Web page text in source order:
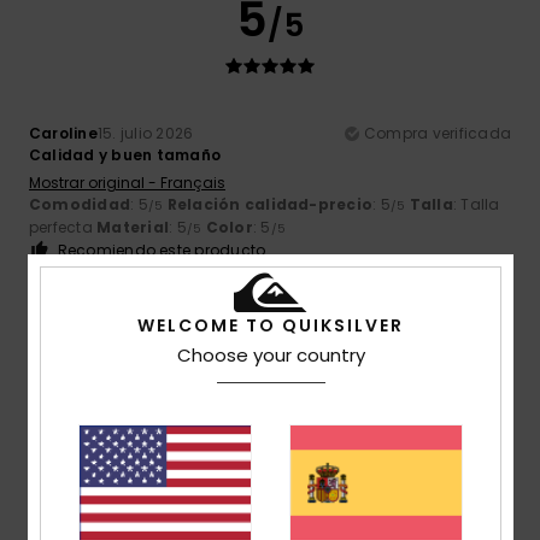
5/5
Caroline15. julio 2026
Compra verificada
Calidad y buen tamaño
Mostrar original - Français
Comodidad: 5/5 Relación calidad-precio: 5/5 Talla: Talla
perfecta Material: 5/5 Color: 5 /5
Recomiendo este producto
5/5
Tiago Miguel15. julio 2026
Me ha gustado mucho el producto
Mostrar original - Português
Comodidad: 5/5 Relación calidad-precio
perfectaMaterial: 5/5 Color
WELCOME TO QUIKSILVER
Choose your country